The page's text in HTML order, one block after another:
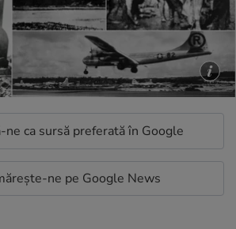
ne ca sursă preferată în Google
ne pe Google News